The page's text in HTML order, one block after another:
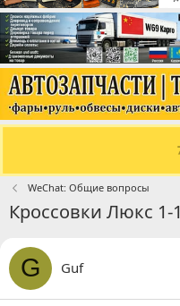
WeChat: Общие вопросы
Кроссовки Люкс 1-
G Guf